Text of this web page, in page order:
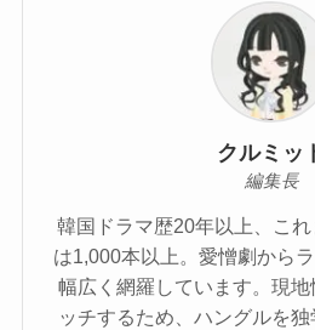
クルミッ
編集長
韓国ドラマ歴20年以上、こ
は1,000本以上。愛憎劇から
幅広く網羅しています。現
ッチするため、ハングルを